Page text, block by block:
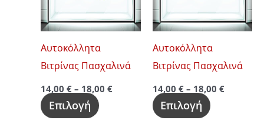
Αυτοκόλλητα
Βιτρίνας Πασχαλινά
14,00€ – 18,00€
Επιλογή
πολλαπλές
παραλλαγές.
Οι
επιλογές
να
Αυτοκόλλητα
Βιτρίνας Πασχαλινά
14,00 € – 18,00 €
Επιλογή
πολλαπλές
Οι
επιλογές
να